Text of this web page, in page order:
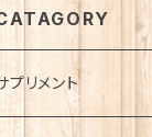
プリメント